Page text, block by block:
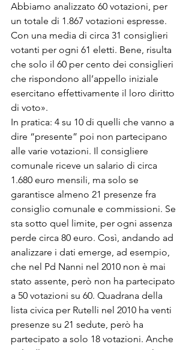
Abbiamo analizzato 60 votazioni, per
un totale di 1.867 votazioni espresse.
Con una media di circa 31 consiglieri
votanti per ogni 61 eletti. Bene, risulta
che solo il 60 per cento dei consiglieri
che rispondono all’appello iniziale
esercitano effettivamente il loro diritto
di voto».
In pratica: 4 su 10 di quelli che vanno a
dire “presente” poi non partecipano
alle varie votazioni. Il consigliere
comunale riceve un salario di circa
1.680 euro mensili, ma solo se
garantisce almeno 21 presenze fra
consiglio comunale e commissioni. Se
sta sotto quel limite, per ogni assenza
perde circa 80 euro. Così, andando ad
analizzare i dati emerge, ad esempio,
che nel Pd Nanni nel 2010 non è mai
stato assente, però non ha partecipato
a 50 votazioni su 60. Quadrana della
lista civica per Rutelli nel 2010 ha venti
presenze su 21 sedute, però ha
partecipato a solo 18 votazioni. Anche